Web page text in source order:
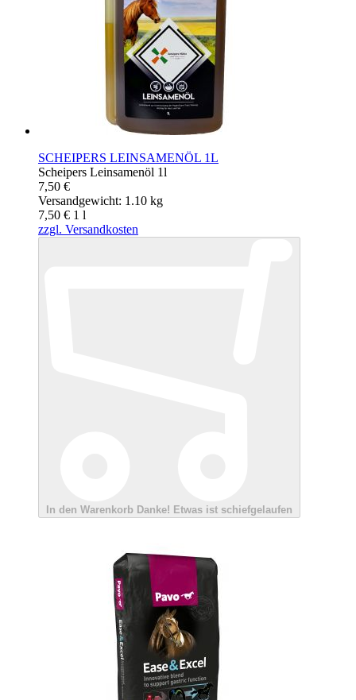
SCHEIPERS LEINSAMENÖL 1L
Scheipers Leinsamenöl 1l
7,50 €
Versandgewicht: 1.10 kg
7,50 € 1 l
zzgl. Versandkosten
In den Warenkorb Danke! Etwas ist schiefgelaufen